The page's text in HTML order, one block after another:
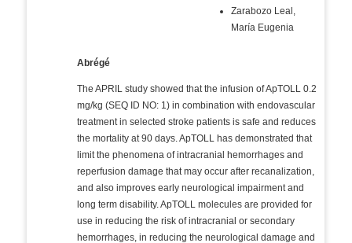
Zarabozo Leal,
María Eugenia
Abrégé
The APRIL study showed that the infusion of ApTOLL 0.2
mg/kg (SEQ ID NO: 1) in combination with endovascular
treatment in selected stroke patients is safe and reduces
the mortality at 90 days. ApTOLL has demonstrated that
limit the phenomena of intracranial hemorrhages and
reperfusion damage that may occur after recanalization,
and also improves early neurological impairment and
long term disability. ApTOLL molecules are provided for
use in reducing the risk of intracranial or secondary
hemorrhages, in reducing the neurological damage and